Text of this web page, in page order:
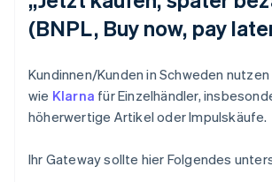
(BNPL, Buy now, pay
Kundinnen/Kunden in Schweden
wie Klarna für Einzelhändler,
höherwertige Artikel oder Impulskäufe.
Ihr Gateway sollte hier Folgendes